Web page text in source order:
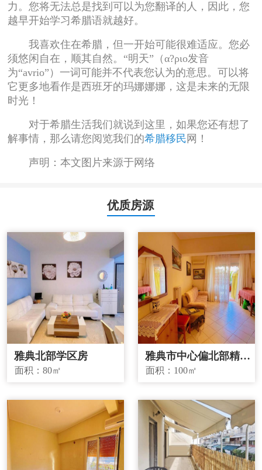
力。您将无法总是找到可以为您翻译的人，因此，您
越早开始学习希腊语就越好。
我喜欢住在希腊，但一开始可能很难适应。您必
须悠闲自在，顺其自然。“明天”（α?ριο发音
为“avrio”）一词可能并不代表您认为的意思。可以将
它更多地看作是西班牙的玛娜娜娜，这是未来的无限
时光！
对于希腊生活我们就说到这里，如果您还有想了
解事情，那么请您阅览我们的希腊移民 网！
声明：本文图片来源于网络
优质房源
雅典北部学区房
面积：80㎡
雅典市中心偏北部精品
投资房源
面积： 100㎡